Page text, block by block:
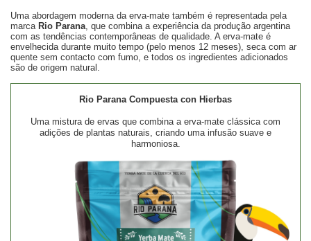
Uma abordagem moderna da erva-mate também é representada pela
marca Rio Parana, que combina a experiência da produção argentina
com as tendências contemporâneas de qualidade. A erva-mate é
envelhecida durante muito tempo (pelo menos 12 meses), seca com ar
quente sem contacto com fumo, e todos os ingredientes adicionados
são de origem natural.
Rio Parana Compuesta con Hierbas
Uma mistura de ervas que combina a erva-mate clássica com
adições de plantas naturais, criando uma infusão suave e
harmoniosa.